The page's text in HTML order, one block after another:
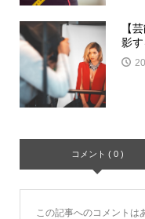
【
影す
コメント ( 0 )
この記事へのコメントは